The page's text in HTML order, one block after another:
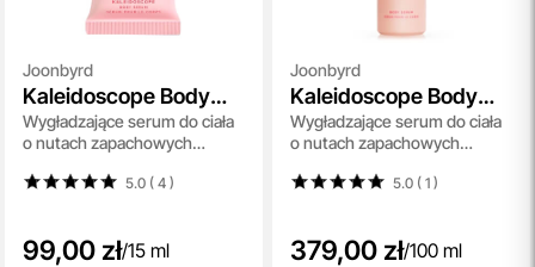
Joonbyrd
Kaleidoscope Body
Serum
Wygładzające serum do ciała
o nutach zapachowych
jaśminu, peonii i wiśni 15 ml
5.0 ( 4)
99,00 zł/15 ml
Joonbyrd
Kaleidoscope Body
Serum
Wygładzające serum do ciała
o nutach zapachowych
jaśminu, peonii i wiśni 100 ml
5.0 ( 1)
379,00 zł/100 ml